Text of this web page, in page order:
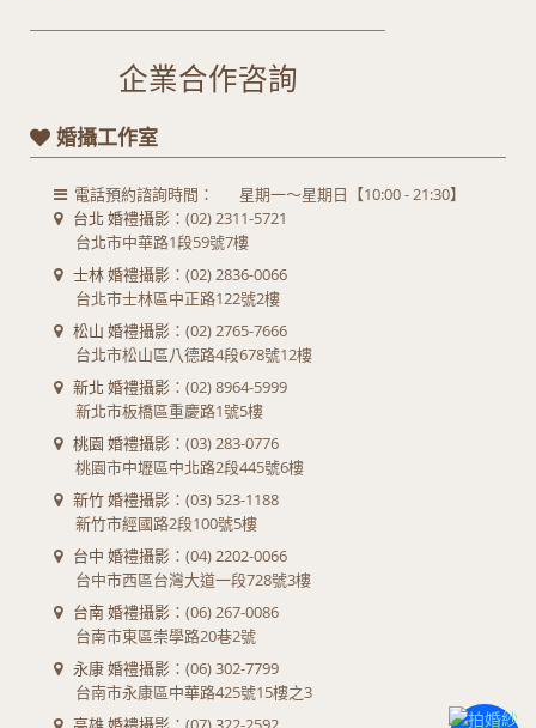
企業合作咨詢
婚攝工作室
電話預約諮詢時間：
星期一～星期日【10:00 - 21:30】
台北 婚禮攝影 ：(02) 2311-5721
台北市中華路1段59號7樓
士林 婚禮攝影 ：(02) 2836-0066
台北市士林區中正路122號2樓
松山 婚禮攝影 ：(02) 2765-7666
台北市松山區八德路4段678號12樓
新北 婚禮攝影 ：(02) 8964-5999
新北市板橋區重慶路1號5樓
桃園 婚禮攝影 ：(03) 283-0776
桃園市中壢區中北路2段445號6樓
新竹 婚禮攝影 ：(03) 523-1188
新竹市經國路2段100號5樓
台中 婚禮攝影 ：(04) 2202-0066
台中市西區台灣大道一段728號3樓
台南 婚禮攝影 ：(06) 267-0086
台南市東區崇學路20巷2號
永康 婚禮攝影 ：(06) 302-7799
台南市永康區中華路425號15樓之3